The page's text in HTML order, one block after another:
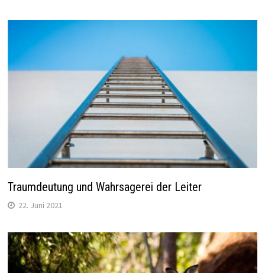
Traumdeutung und Wahrsagerei der Leiter
22. Juni 2021